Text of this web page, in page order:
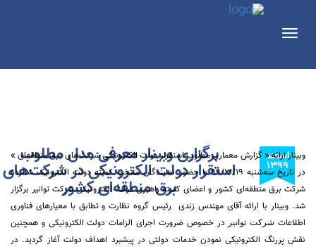
Toggle
اسفند
۱۳۹۹ برگزاری وبینار معرفی مدل مطلوب
استقرار دولت الکترونیکی در شرکت‌های
برق منطقه‌ای کشور
وبینار ارائه « گزارش معماری مطلوب استقرار دولت الکترونیکی شرکت‌های برق منطقه‌ای »
در تاریخ سه‌شنبه ۱۹‏‏‏/۱۲‏‏‏/۹۹ با حضور نمایندگان منتخب کمیته دولت الکترونیک شانزده
شرکت برق منطقه‌ای کشور و اعضای کمیته راهبری دولت الکترونیکی شرکت توانیر برگزار
شد. وبینار با ارائه آقای مهندس زندی رئیس گروه نظارت و تطابق با معیارهای فناوری
اطلاعاتشرکت توانیر در خصوص ضرورت اجرای الزامات دولت الکترونیکی و همچنین
نقش پررنگ الکترونیکی نمودن خدمات دولتی در پیشبرد اهداف دولت آغاز گردید. در